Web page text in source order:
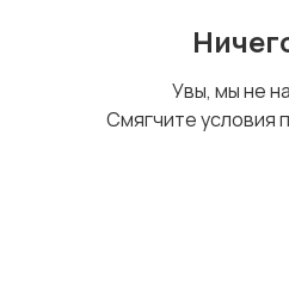
Увы, мы не
Смягчите условия